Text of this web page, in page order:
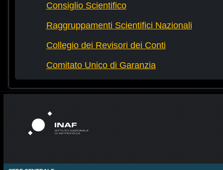
Consiglio Scientifico
Raggruppamenti Scientifici Nazionali
Collegio dei Revisori dei Conti
Comitato Unico di Garanzia